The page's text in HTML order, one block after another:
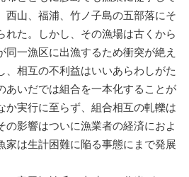
西山、福浦、竹ノ子島の五部落にそ
れた。しかし、その漁場は古くから
同一漁区に出漁するため衝突が絶え
、相互の不利益はいいあらわしがた
あいだでは組合を一本化することが
か実行に至らず、組合相互の軋轢は
の影響はついに漁業者の経済におよ
家は生計困難に陥る事態にまで発展